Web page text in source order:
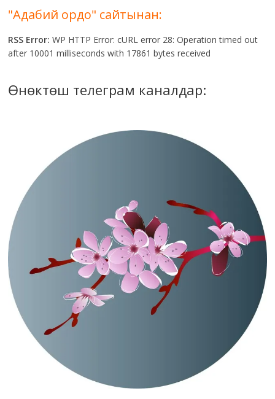
"Адабий ордо" сайтынан:
RSS Error: WP HTTP Error: cURL error 28: Operation timed out
after 10001 milliseconds with 17861 bytes received
Өнөктөш телеграм каналдар: